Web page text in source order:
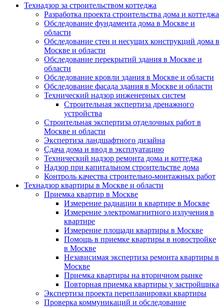
Технадзор за строительством коттеджа
Разработка проекта строительства дома и коттеджа
Обследование фундамента дома в Москве и
области
Обследование стен и несущих конструкций дома в
Москве и области
Обследование перекрытий здания в Москве и
области
Обследование кровли здания в Москве и области
Обследование фасада здания в Москве и области
Технический надзор инженерных систем
Строительная экспертиза дренажного
устройства
Строительная экспертиза отделочных работ в
Москве и области
Экспертиза ландшафтного дизайна
Сдача дома и ввод в эксплуатацию
Технический надзор ремонта дома и коттеджа
Надзор при капитальном строительстве дома
Контроль качества строительно-монтажных работ
Технадзор квартиры в Москве и области
Приемка квартир в Москве
Измерение радиации в квартире в Москве
Измерение электромагнитного излучения в
квартире
Измерение площади квартиры в Москве
Помощь в приемке квартиры в новостройке
в Москве
Независимая экспертиза ремонта квартиры в
Москве
Приемка квартиры на вторичном рынке
Повторная приемка квартиры у застройщика
Экспертиза проекта перепланировки квартиры
Проверка коммуникаций и обследование